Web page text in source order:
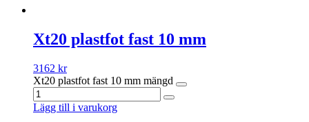
Xt20 plastfot fast 10 mm
3162 kr
Xt20 plastfot fast 10 mm mängd
Lägg till i varukorg